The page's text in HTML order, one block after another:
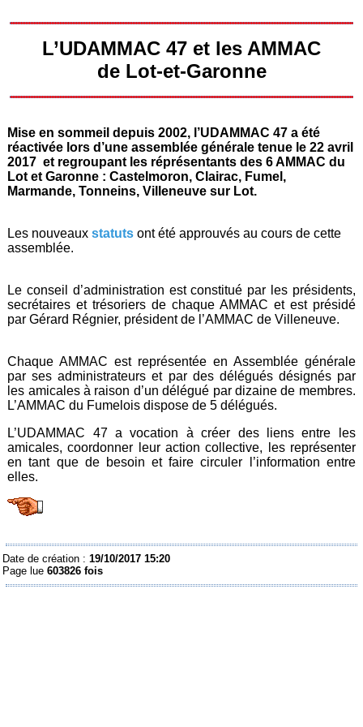
L’UDAMMAC 47 et les AMMAC
de Lot-et-Garonne
Mise en sommeil depuis 2002, l’UDAMMAC 47 a été
réactivée lors d’une assemblée générale tenue le 22 avril
2017 et regroupant les réprésentants des 6 AMMAC du
Lot et Garonne : Castelmoron, Clairac, Fumel,
Marmande, Tonneins, Villeneuve sur Lot.
Les nouveauxstatuts ont été approuvés au cours de cette
assemblée.
Le conseil d’administration est constitué par les présidents,
secrétaires et trésoriers de chaque AMMAC et est présidé
par Gérard Régnier, président de l’AMMAC de Villeneuve.
Chaque AMMAC est représentée en Assemblée générale
par ses administrateurs et par des délégués désignés par
les amicales à raison d’un délégué par dizaine de membres.
L’AMMAC du Fumelois dispose de 5 délégués.
L’UDAMMAC 47 a vocation à créer des liens entre les
amicales, coordonner leur action collective, les représenter
en tant que de besoin et faire circuler l’information entre
elles.
Date de création :19/10/2017 15:20
Page lue603826 fois